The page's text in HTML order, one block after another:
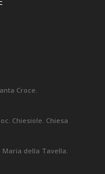
Croce.
Chiesiole. Chiesa
Maria della Tavella.